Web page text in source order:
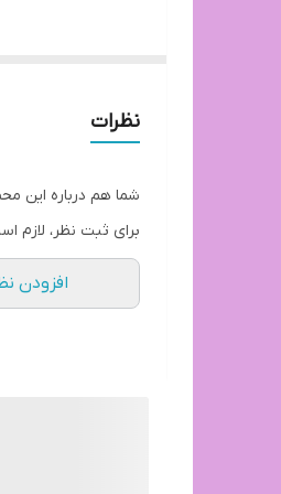
نیست)
آماده
نظرات
شما هم درباره این
برای ثبت نظر، لازم
افزودن